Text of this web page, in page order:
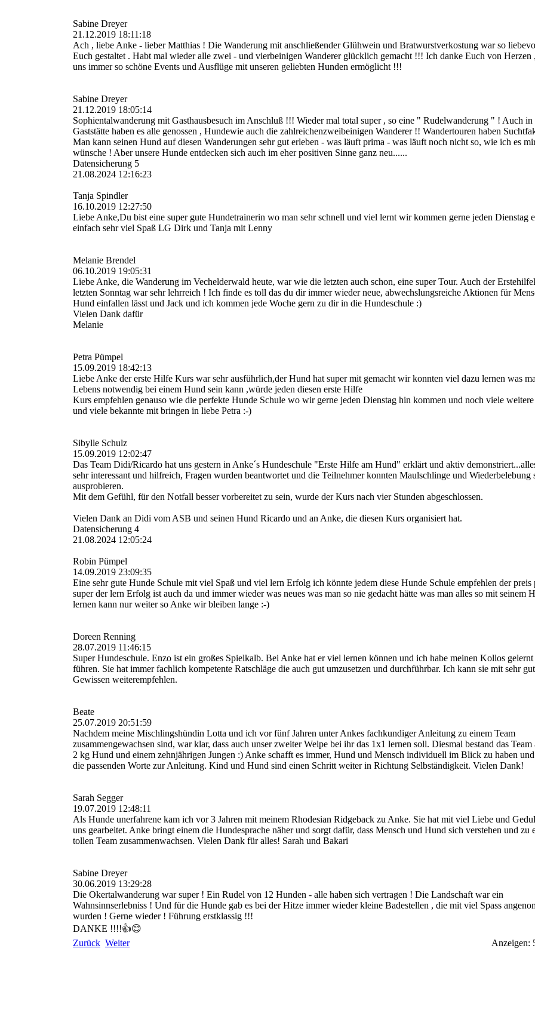
Sabine Dreyer
21.12.2019 18:11:18
Ach , liebe Anke - lieber Matthias ! Die Wanderung mit anschließender Glühwein und Bratwurstverkostung war so
Euch gestaltet . Habt mal wieder alle zwei - und vierbeinigen Wanderer glücklich gemacht !!! Ich danke Euch von Herzen
uns immer so schöne Events und Ausflüge mit unseren geliebten Hunden ermöglicht !!!
Sabine Dreyer
21.12.2019 18:05:14
Sophientalwanderung mit Gasthausbesuch im Anschluß !!! Wieder mal total super , so eine " Rudelwanderung " ! Auch in
Gaststätte haben es alle genossen , Hundewie auch die zahlreichenzweibeinigen Wanderer !! Wandertouren haben
Man kann seinen Hund auf diesen Wanderungen sehr gut erleben - was läuft prima - was läuft noch nicht so, wie ich es
wünsche ! Aber unsere Hunde entdecken sich auch im eher positiven Sinne ganz neu......
Datensicherung 5
21.08.2024 12:16:23
Tanja Spindler
16.10.2019 12:27:50
Liebe Anke,Du bist eine super gute Hundetrainerin wo man sehr schnell und viel lernt wir kommen gerne jeden Dienstag
einfach sehr viel Spaß LG Dirk und Tanja mit Lenny
Melanie Brendel
06.10.2019 19:05:31
Liebe Anke, die Wanderung im Vechelderwald heute, war wie die letzten auch schon, eine super Tour. Auch der
letzten Sonntag war sehr lehrreich ! Ich finde es toll das du dir immer wieder neue, abwechslungsreiche Aktionen für
Hund einfallen lässt und Jack und ich kommen jede Woche gern zu dir in die Hundeschule :)
Vielen Dank dafür
Melanie
Petra Pümpel
15.09.2019 18:42:13
Liebe Anke der erste Hilfe Kurs war sehr ausführlich,der Hund hat super mit gemacht wir konnten viel dazu lernen was
Lebens notwendig bei einem Hund sein kann ,würde jeden diesen erste Hilfe
Kurs empfehlen genauso wie die perfekte Hunde Schule wo wir gerne jeden Dienstag hin kommen und noch viele weitere
und viele bekannte mit bringen in liebe Petra :-)
Sibylle Schulz
15.09.2019 12:02:47
Das Team Didi/Ricardo hat uns gestern in Anke´s Hundeschule "Erste Hilfe am Hund" erklärt und aktiv
sehr interessant und hilfreich, Fragen wurden beantwortet und die Teilnehmer konnten Maulschlinge und Wiederbelebung
ausprobieren.
Mit dem Gefühl, für den Notfall besser vorbereitet zu sein, wurde der Kurs nach vier Stunden abgeschlossen.
Vielen Dank an Didi vom ASB und seinen Hund Ricardo und an Anke, die diesen Kurs organisiert hat.
Datensicherung 4
21.08.2024 12:05:24
Robin Pümpel
14.09.2019 23:09:35
Eine sehr gute Hunde Schule mit viel Spaß und viel lern Erfolg ich könnte jedem diese Hunde Schule empfehlen der preis
super der lern Erfolg ist auch da und immer wieder was neues was man so nie gedacht hätte was man alles so mit seinem
lernen kann nur weiter so Anke wir bleiben lange :-)
Doreen Renning
28.07.2019 11:46:15
Super Hundeschule. Enzo ist ein großes Spielkalb. Bei Anke hat er viel lernen können und ich habe meinen Kollos gelernt
führen. Sie hat immer fachlich kompetente Ratschläge die auch gut umzusetzen und durchführbar. Ich kann sie mit sehr
Gewissen weiterempfehlen.
Beate
25.07.2019 20:51:59
Nachdem meine Mischlingshündin Lotta und ich vor fünf Jahren unter Ankes fachkundiger Anleitung zu einem Team
zusammengewachsen sind, war klar, dass auch unser zweiter Welpe bei ihr das 1x1 lernen soll. Diesmal bestand das Team
2 kg Hund und einem zehnjährigen Jungen :) Anke schafft es immer, Hund und Mensch individuell im Blick zu haben
die passenden Worte zur Anleitung. Kind und Hund sind einen Schritt weiter in Richtung Selbständigkeit. Vielen Dank!
Sarah Segger
19.07.2019 12:48:11
Als Hunde unerfahrene kam ich vor 3 Jahren mit meinem Rhodesian Ridgeback zu Anke. Sie hat mit viel Liebe und
uns gearbeitet. Anke bringt einem die Hundesprache näher und sorgt dafür, dass Mensch und Hund sich verstehen und zu
tollen Team zusammenwachsen. Vielen Dank für alles! Sarah und Bakari
Sabine Dreyer
30.06.2019 13:29:28
Die Okertalwanderung war super ! Ein Rudel von 12 Hunden - alle haben sich vertragen ! Die Landschaft war ein
Wahnsinnserlebniss ! Und für die Hunde gab es bei der Hitze immer wieder kleine Badestellen , die mit viel Spass
wurden ! Gerne wieder ! Führung erstklassig !!!
DANKE !!!!👍😊
Zurück Weiter Anzeigen: